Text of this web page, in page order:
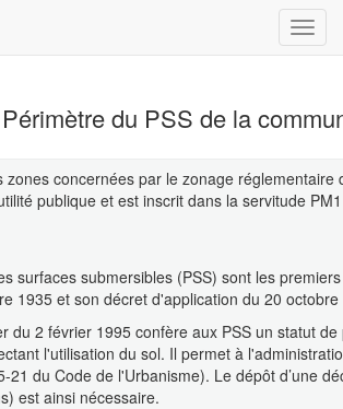
du PSS de la
zones concernées par le zonage
publique et est inscrit dans la servitude
surfaces submersibles (PSS) sont les
1935 et son décret d'application du 20
du 2 février 1995 confère aux PSS un statut
l'utilisation du sol. Il permet à
21 du Code de l'Urbanisme). Le dépôt d’une
est ainsi nécessaire.